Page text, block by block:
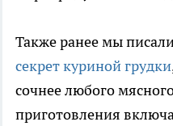
Также ранее мы
секрет куриной грудки
сочнее любого
приготовления